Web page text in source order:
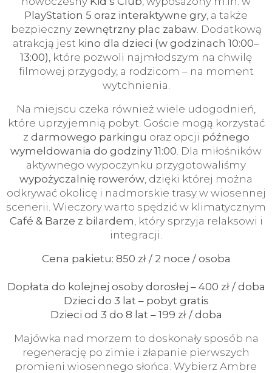
PlayStation 5 oraz interaktywne gry, a także
bezpieczny zewnętrzny plac zabaw. Dodatkową
atrakcją jest kino dla dzieci (w godzinach 10:00–
13:00), które pozwoli najmłodszym na chwilę
filmowej przygody, a rodzicom – na moment
wytchnienia.
Na miejscu czeka również wiele udogodnień,
które uprzyjemnią pobyt. Goście mogą korzystać
z darmowego parkingu oraz opcji późnego
wymeldowania do godziny 11:00. Dla miłośników
aktywnego wypoczynku przygotowaliśmy
wypożyczalnię rowerów, dzięki której można
odkrywać okolicę i nadmorskie trasy w wiosennej
scenerii. Wieczory warto spędzić w klimatycznym
Café & Barze z bilardem, który sprzyja relaksowi i
integracji.
Cena pakietu: 850 zł / 2 noce / osoba
Dopłata do kolejnej osoby dorosłej – 400 zł / doba
Dzieci do 3 lat – pobyt gratis
Dzieci od 3 do 8 lat – 199 zł / doba
Majówka nad morzem to doskonały sposób na
regenerację po zimie i złapanie pierwszych
promieni wiosennego słońca. Wybierz Ambre